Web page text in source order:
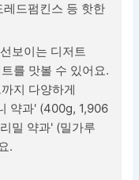
드펌킨스 등 핫한
보이는 디저트
를 맛볼 수 있어요.
지 다양하게
약과' (400g, 1,906
밀 약과' (밀가루
.